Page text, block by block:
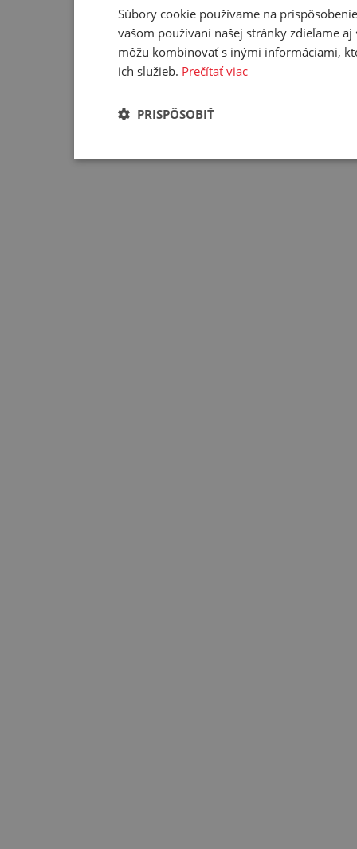
Súbory cookie používame na
vašom používaní našej stránky zdieľame
môžu kombinovať s inými informáciami,
ich služieb. Prečítať viac
PRISPÔSOBIŤ